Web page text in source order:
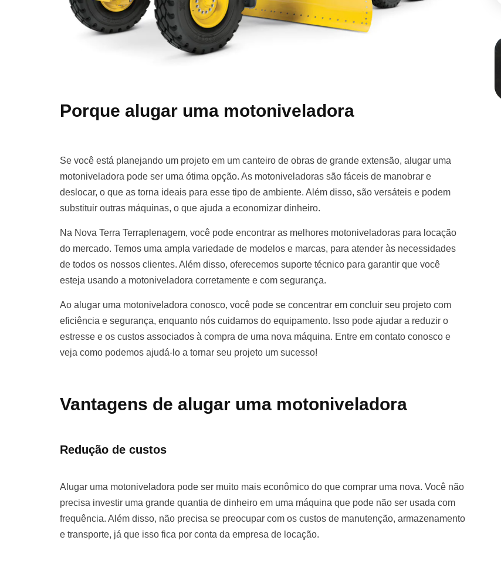
Porque alugar uma motoniveladora
Se você está planejando um projeto em um canteiro de obras de grande extensão, alugar uma
motoniveladora pode ser uma ótima opção. As motoniveladoras são fáceis de manobrar e
deslocar, o que as torna ideais para esse tipo de ambiente. Além disso, são versáteis e podem
substituir outras máquinas, o que ajuda a economizar dinheiro.
Na Nova Terra Terraplenagem, você pode encontrar as melhores motoniveladoras para locação
do mercado. Temos uma ampla variedade de modelos e marcas, para atender às necessidades
de todos os nossos clientes. Além disso, oferecemos suporte técnico para garantir que você
esteja usando a motoniveladora corretamente e com segurança.
Ao alugar uma motoniveladora conosco, você pode se concentrar em concluir seu projeto com
eficiência e segurança, enquanto nós cuidamos do equipamento. Isso pode ajudar a reduzir o
estresse e os custos associados à compra de uma nova máquina. Entre em contato conosco e
veja como podemos ajudá-lo a tornar seu projeto um sucesso!
Vantagens de alugar uma motoniveladora
Redução de custos
Alugar uma motoniveladora pode ser muito mais econômico do que comprar uma nova. Você não
precisa investir uma grande quantia de dinheiro em uma máquina que pode não ser usada com
frequência. Além disso, não precisa se preocupar com os custos de manutenção, armazenamento
e transporte, já que isso fica por conta da empresa de locação.